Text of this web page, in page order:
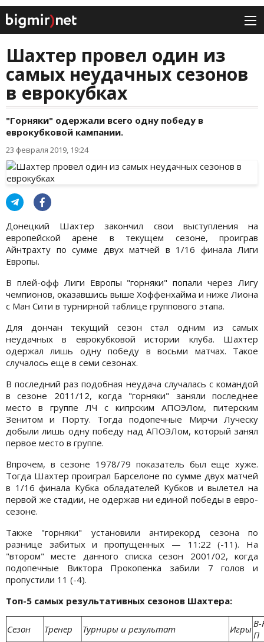
Шахтер провел один из
самых неудачных сезонов
в еврокубках
"Горняки" одержали всего одну победу в
еврокубковой кампании.
23 февраля 2019, 19:24
Донецкий Шахтер закончил свои выступления на
европейской арене в текущем сезоне, проиграв
Айнтрахту по сумме двух матчей в 1/16 финала Лиги
Европы.
В плей-офф Лиги Европы "горняки" попали через Лигу
чемпионов, оказавшись выше Хоффенхайма и ниже Лиона
с Ман Сити в турнирной таблице группового этапа.
Для дончан текущий сезон стал одним из самых
неудачных в еврокубковой истории клуба. Шахтер
одержал лишь одну победу в восьми матчах. Такое
случалось еще в семи сезонах.
В последний раз подобная неудача случалась с командой
в сезоне 2011/12, когда "горняки" заняли последнее
место в группе ЛЧ с кипрским АПОЭЛом, питерским
Зенитом и Порту. Тогда подопечные Мирчи Луческу
добыли лишь одну победу над АПОЭЛом, который занял
первое место в группе.
Впрочем, в сезоне 1978/79 показатель был еще хуже.
Тогда Шахтер проиграл Барселоне по сумме двух матчей
в 1/16 финала Кубка обладателей Кубков и вылетел на
первой же стадии, не одержав ни единой победы в евро-
сезоне.
Также "горняки" установили антирекорд сезона по
разнице забитых и пропущенных — 11:22 (-11). На
"втором" месте данного списка сезон 2001/02, когда
подопечные Виктора Прокопенка забили 7 голов и
пропустили 11 (-4).
Топ-5 самых результативных сезонов Шахтера:
Сезон Тренер Турниры и результат ИгрыВ-
П